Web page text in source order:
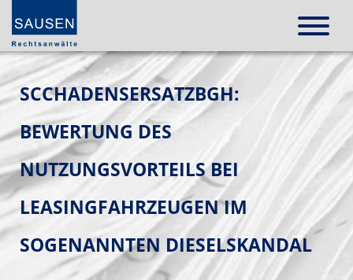
SCCHADENSERSATZBGH:
BEWERTUNG DES
NUTZUNGSVORTEILS BEI
LEASINGFAHRZEUGEN IM
SOGENANNTEN DIESELSKANDAL